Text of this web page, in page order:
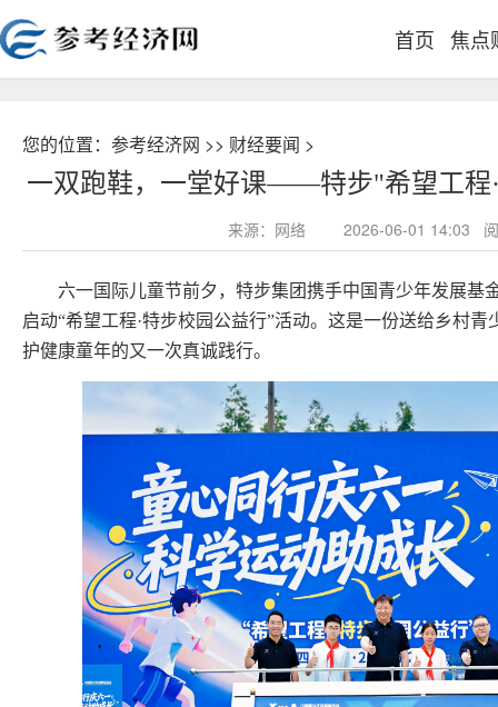
首页 焦点
您的位置： 参考经济网 >> 财经要闻 >
一双跑鞋，一堂好课——特步"希望工程
来源：网络 2026-06-01 14:03
六一国际儿童节前夕，特步集团携手中国青少年发展基
启动“希望工程·特步校园公益行”活动。这是一份送给乡村
护健康童年的又一次真诚践行。